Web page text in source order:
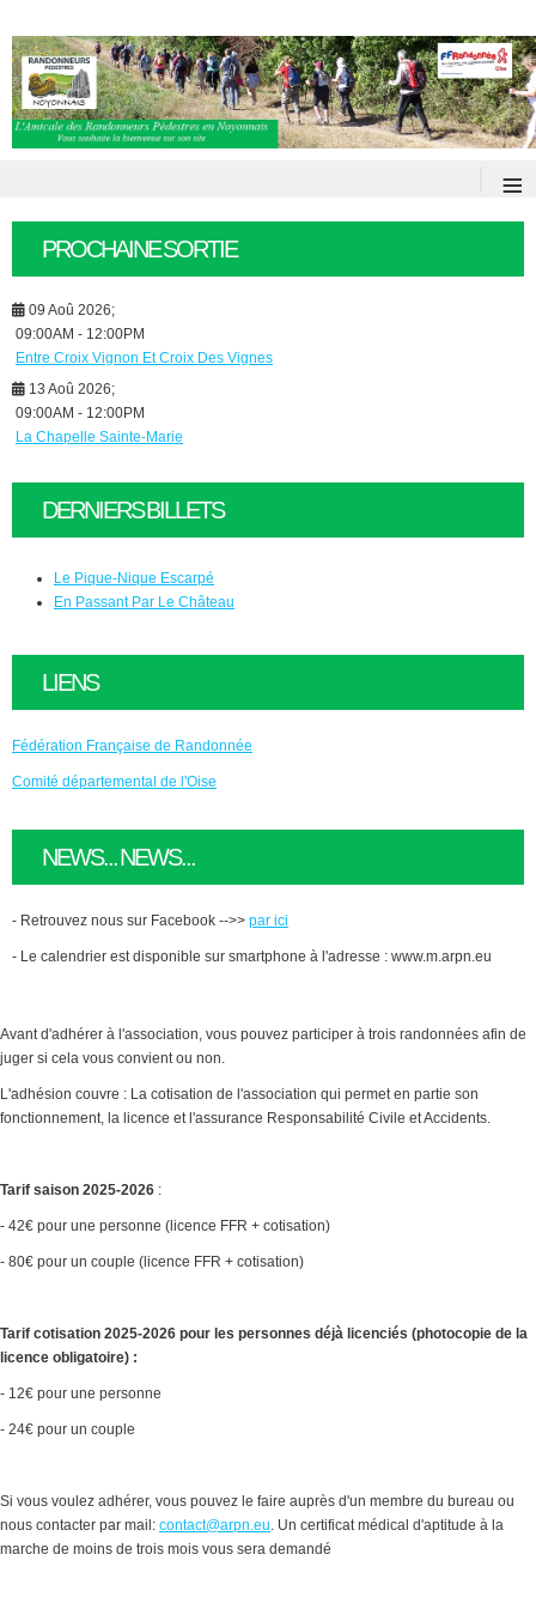
≡
PROCHAINE SORTIE
09 Aoû 2026;
09:00AM - 12:00PM
Entre Croix Vignon Et Croix Des Vignes
13 Aoû 2026;
09:00AM - 12:00PM
La Chapelle Sainte-Marie
DERNIERS BILLETS
Le Pique-Nique Escarpé
En Passant Par Le Château
LIENS
Fédération Française de Randonnée
Comité départemental de l'Oise
NEWS... NEWS...
- Retrouvez nous sur Facebook -->> par ici
- Le calendrier est disponible sur smartphone à l'adresse : www.m.arpn.eu
Avant d'adhérer à l'association, vous pouvez participer à trois randonnées afin de
juger si cela vous convient ou non.
L'adhésion couvre : La cotisation de l'association qui permet en partie son
fonctionnement, la licence et l'assurance Responsabilité Civile et Accidents.
Tarif saison 2025-2026 :
- 42€ pour une personne (licence FFR + cotisation)
- 80€ pour un couple (licence FFR + cotisation)
Tarif cotisation 2025-2026 pour les personnes déjà licenciés (photocopie de la
licence obligatoire) :
- 12€ pour une personne
- 24€ pour un couple
Si vous voulez adhérer, vous pouvez le faire auprès d'un membre du bureau ou
nous contacter par mail: contact@arpn.eu. Un certificat médical d'aptitude à la
marche de moins de trois mois vous sera demandé